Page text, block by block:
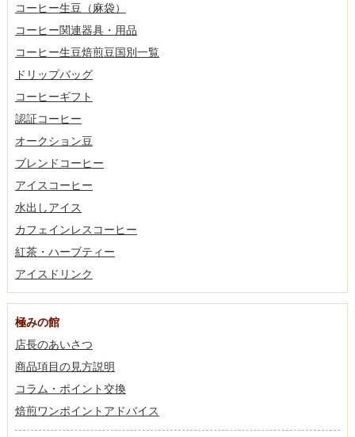
コーヒー生豆（麻袋）
コーヒー関連器具・用品
コーヒー生豆焙煎豆国別一覧
ドリップバッグ
コーヒーギフト
認証コーヒー
オークション豆
ブレンドコーヒー
アイスコーヒー
水出しアイス
カフェインレスコーヒー
紅茶・ハーブティー
アイスドリンク
極みの館
店長のあいさつ
商品項目の見方説明
コラム・ポイント交換
焙煎ワンポイントアドバイス